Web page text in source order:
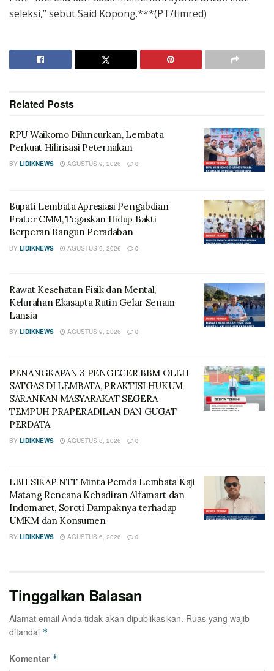
seleksi,” sebut Said Kopong.***(PT/timred)
Related Posts
RPU Waikomo Diluncurkan, Lembata
Perkuat Hilirisasi Peternakan
BY LIDIKNEWS AGUSTUS 9, 2026 0
Bupati Lembata Apresiasi Pengabdian
Frater CMM, Tegaskan Hidup Bakti
Berperan Bangun Peradaban
BY LIDIKNEWS AGUSTUS 9, 2026 0
Rawat Kesehatan Fisik dan Mental,
Kelurahan Ekasapta Rutin Gelar Senam
Lansia
BY LIDIKNEWS AGUSTUS 9, 2026 0
PENANGKAPAN 3 PENGECER BBM OLEH
SATGAS DI LEMBATA, PRAKTISI HUKUM
SARANKAN MASYARAKAT SEGERA
TEMPUH PRAPERADILAN DAN GUGAT
PERDATA
BY LIDIKNEWS AGUSTUS 8, 2026 0
LBH SIKAP NTT Minta Pemda Lembata Kaji
Matang Rencana Kehadiran Alfamart dan
Indomaret, Soroti Dampaknya terhadap
UMKM dan Konsumen
BY LIDIKNEWS AGUSTUS 6, 2026 0
Tinggalkan Balasan
Alamat email Anda tidak akan dipublikasikan. Ruas yang wajib
ditandai *
Komentar *